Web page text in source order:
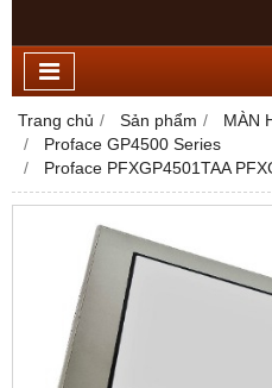
Trang chủ Sản phẩm
MÀN
Proface GP4500 Series
Proface PFXGP4501TAA